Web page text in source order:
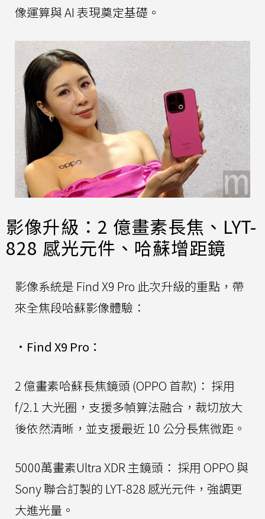
像運算與 AI 表現奠定基礎。
影像升級：2 億畫素長焦、LYT-
828 感光元件、哈蘇增距鏡
影像系統是 Find X9 Pro 此次升級的重點，帶
來全焦段哈蘇影像體驗：
• Find X9 Pro：
2 億畫素哈蘇長焦鏡頭 (OPPO 首款)： 採用
f/2.1 大光圈，支援多幀算法融合，裁切放大
後依然清晰，並支援最近 10 公分長焦微距。
5000萬畫素Ultra XDR 主鏡頭： 採用 OPPO 與
Sony 聯合訂製的 LYT-828 感光元件，強調更
大進光量。